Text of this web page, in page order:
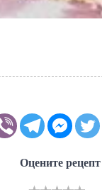
Оцените рецепт